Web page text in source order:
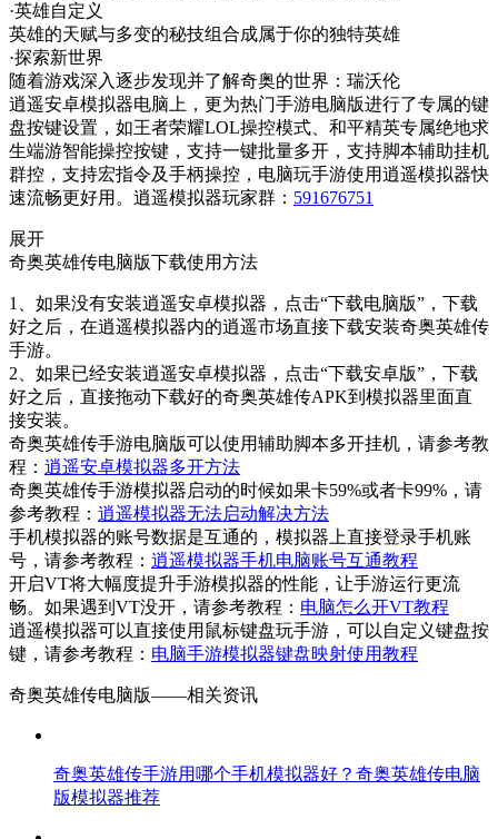
·英雄自定义
英雄的天赋与多变的秘技组合成属于你的独特英雄
·探索新世界
随着游戏深入逐步发现并了解奇奥的世界：瑞沃伦
逍遥安卓模拟器电脑上，更为热门手游电脑版进行了专属的键
盘按键设置，如王者荣耀LOL操控模式、和平精英专属绝地求
生端游智能操控按键，支持一键批量多开，支持脚本辅助挂机
群控，支持宏指令及手柄操控，电脑玩手游使用逍遥模拟器快
速流畅更好用。逍遥模拟器玩家群： 591676751
展开
奇奥英雄传电脑版下载使用方法
1、如果没有安装逍遥安卓模拟器，点击“下载电脑版”，下载
好之后，在逍遥模拟器内的逍遥市场直接下载安装奇奥英雄传
手游。
2、如果已经安装逍遥安卓模拟器，点击“下载安卓版”，下载
好之后，直接拖动下载好的奇奥英雄传APK到模拟器里面直
接安装。
奇奥英雄传手游电脑版可以使用辅助脚本多开挂机，请参考教
程： 逍遥安卓模拟器多开方法
奇奥英雄传手游模拟器启动的时候如果卡59%或者卡99%，请
参考教程： 逍遥模拟器无法启动解决方法
手机模拟器的账号数据是互通的，模拟器上直接登录手机账
号，请参考教程： 逍遥模拟器手机电脑账号互通教程
开启VT将大幅度提升手游模拟器的性能，让手游运行更流
畅。如果遇到VT没开，请参考教程： 电脑怎么开VT教程
逍遥模拟器可以直接使用鼠标键盘玩手游，可以自定义键盘按
键，请参考教程： 电脑手游模拟器键盘映射使用教程
奇奥英雄传电脑版——相关资讯
奇奥英雄传手游用哪个手机模拟器好？奇奥英雄传电脑
版模拟器推荐